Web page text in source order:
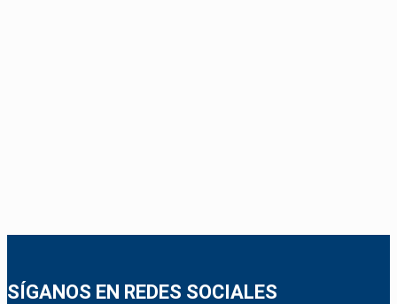
SÍGANOS EN REDES SOCIALES